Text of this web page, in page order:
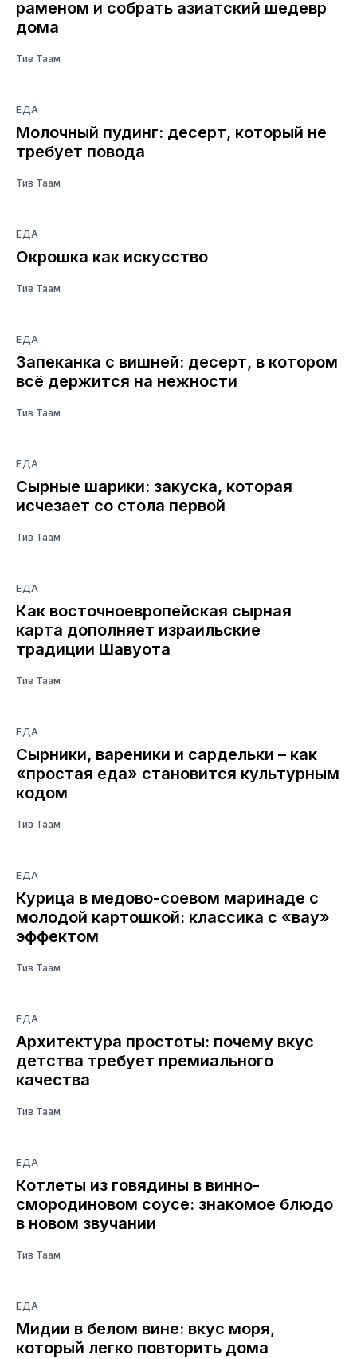
раменом и собрать азиатский шедевр
дома
Тив Таам
ЕДА
Молочный пудинг: десерт, который не
требует повода
Тив Таам
ЕДА
Окрошка как искусство
Тив Таам
ЕДА
Запеканка с вишней: десерт, в котором
всё держится на нежности
Тив Таам
ЕДА
Сырные шарики: закуска, которая
исчезает со стола первой
Тив Таам
ЕДА
Как восточноевропейская сырная
карта дополняет израильские
традиции Шавуота
Тив Таам
ЕДА
Сырники, вареники и сардельки – как
«простая еда» становится культурным
кодом
Тив Таам
ЕДА
Курица в медово-соевом маринаде с
молодой картошкой: классика с «вау»
эффектом
Тив Таам
ЕДА
Архитектура простоты: почему вкус
детства требует премиального
качества
Тив Таам
ЕДА
Котлеты из говядины в винно-
смородиновом соусе: знакомое блюдо
в новом звучании
Тив Таам
ЕДА
Мидии в белом вине: вкус моря,
который легко повторить дома